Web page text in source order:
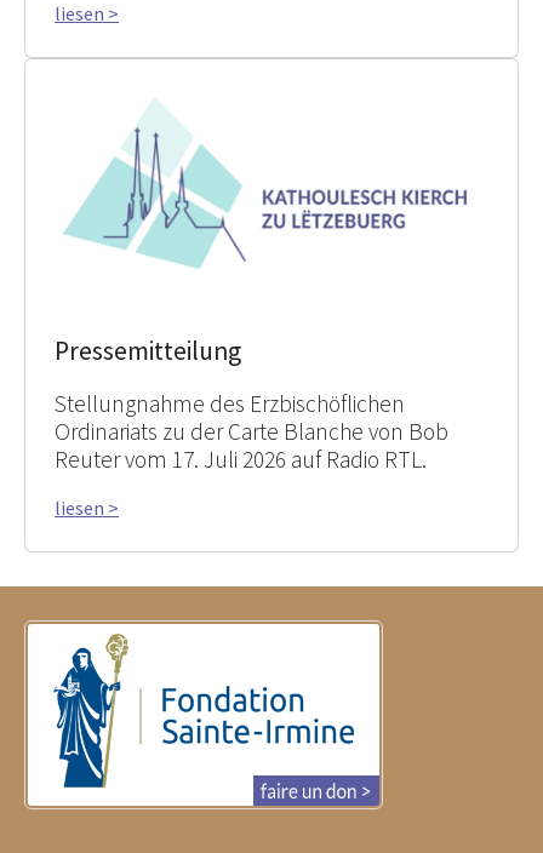
liesen >
Pressemitteilung
Stellungnahme des Erzbischöflichen
Ordinariats zu der Carte Blanche von Bob
Reuter vom 17. Juli 2026 auf Radio RTL.
liesen >